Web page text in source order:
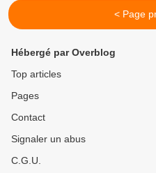
< Page
Hébergé par Overblog
Top articles
Pages
Contact
Signaler un abus
C.G.U.